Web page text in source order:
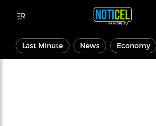
Last Minute News Economy